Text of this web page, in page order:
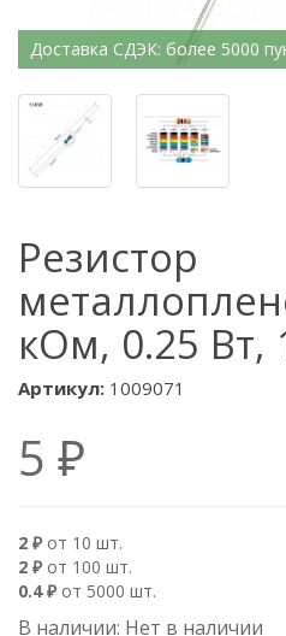
Доставка СДЭК: более 5000
Резистор
кОм, 0.25 Вт,
Артикул: 1009071
5 ₽
2 ₽ от 10 шт.
2 ₽ от 100 шт.
0.4 ₽ от 5000 шт.
В наличии: Нет в наличии